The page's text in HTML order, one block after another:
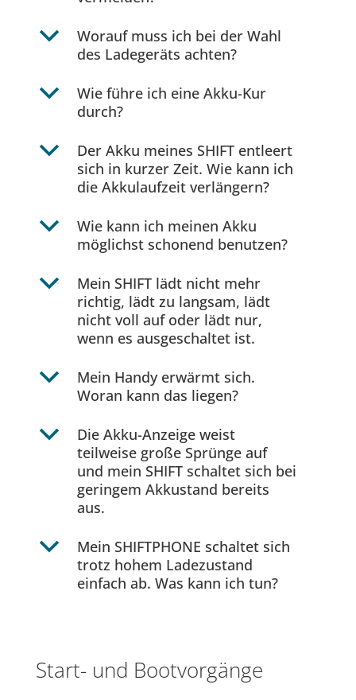
b
Worauf muss ich bei der Wahl
des Ladegeräts achten?
b
Wie führe ich eine Akku-Kur
durch?
b
Der Akku meines SHIFT entleert
sich in kurzer Zeit. Wie kann ich
die Akkulaufzeit verlängern?
b
Wie kann ich meinen Akku
möglichst schonend benutzen?
b
Mein SHIFT lädt nicht mehr
richtig, lädt zu langsam, lädt
nicht voll auf oder lädt nur,
wenn es ausgeschaltet ist.
b
Mein Handy erwärmt sich.
Woran kann das liegen?
b
Die Akku-Anzeige weist
teilweise große Sprünge auf
und mein SHIFT schaltet sich bei
geringem Akkustand bereits
aus.
b
Mein SHIFTPHONE schaltet sich
trotz hohem Ladezustand
einfach ab. Was kann ich tun?
Start- und Bootvorgänge